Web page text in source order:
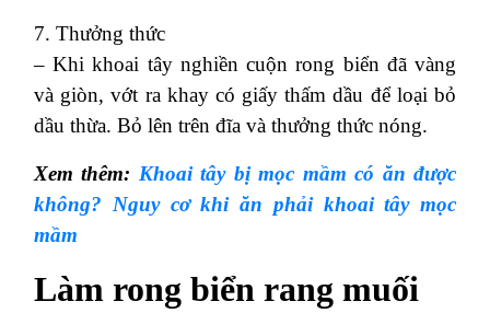
7. Thưởng thức
– Khi khoai tây nghiền cuộn rong biển đã vàng
và giòn, vớt ra khay có giấy thấm dầu để loại bỏ
dầu thừa. Bỏ lên trên đĩa và thưởng thức nóng.
Xem thêm: Khoai tây bị mọc mầm có ăn được
không? Nguy cơ khi ăn phải khoai tây mọc
mầm
Làm rong biển rang muối